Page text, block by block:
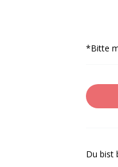
*Bitte
Du bist